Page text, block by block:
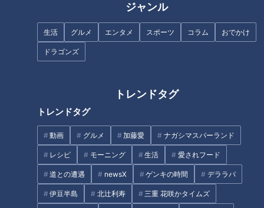
ジャンル
生活 グルメ エンタメ スポーツ コラム おでかけ
ドラゴンズ
トレンドタグ
トレンドタグ
動画 グルメ 加藤愛 ナガシマスパーランド
レシピ モーニング 生活 愛されフード
道との遭遇 newsX ゲンキの時間 デララバ
伊豆半島 北辻利寿 三重 花咲かタイムズ
さらに同じ週に今度は震度7の地震が北海道を襲った。
台風21号は当初、59年前の伊勢湾台風と似たコースを通るの
ではないかと言われていた。伊勢湾台風は、5000人を超える
死者・行方不明者を出し戦後復興の道を歩む日本にとって大災
祖父の日記が再開されたのは10日後の10月6日夜だった。
襲した9月26日のことをふり返って書いている。
「今から思えば確かに大きな油断があった。
まさか風速が四十米を越えた四十五・七米になろうとは、
今迄の経験から夢想もしなかった」